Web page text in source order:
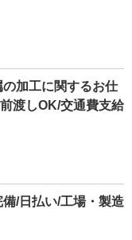
加工に関するお仕
渡しOK/交通費支給
/日払い/工場・製造